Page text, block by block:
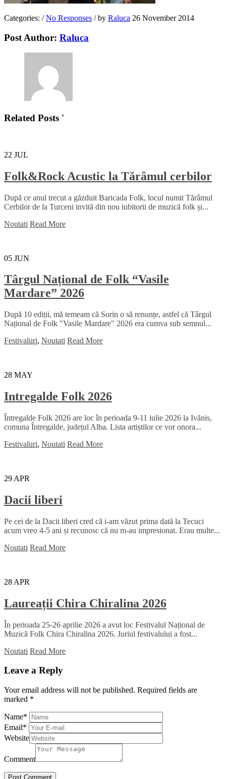
Categories: / No Responses /by Raluca 26 November 2014
Post Author: Raluca
Related Posts '
22 JUL
Folk&Rock Acustic la Tărâmul cerbilor
După ce anul trecut a găzduit Baricada Folk, locul numit Tărâmul
Cerbilor de la Turceni invită din nou iubitorii de muzică folk și...
Noutati Read More
05 JUN
Târgul Național de Folk “Vasile
Mardare” 2026
După 10 ediții, mă temeam că Sorin o să renunțe, astfel că Târgul
Național de Folk "Vasile Mardare" 2026 era cumva sub semnul...
Festivaluri, Noutati Read More
28 MAY
Intregalde Folk 2026
Întregalde Folk 2026 are loc în perioada 9-11 iulie 2026 la Ivănis,
comuna Întregalde, județul Alba. Lista artiștilor ce vor onora...
Festivaluri, Noutati Read More
29 APR
Dacii liberi
Pe cei de la Dacii liberi cred că i-am văzut prima dată la Tecuci
acum vreo 4-5 ani și recunosc că nu m-au impresionat. Erau multe...
Noutati Read More
28 APR
Laureații Chira Chiralina 2026
În perioada 25-26 aprilie 2026 a avut loc Festivalul Național de
Muzică Folk Chira Chiralina 2026. Juriul festivalului a fost...
Noutati Read More
Leave a Reply
Your email address will not be published. Required fields are
marked *
Name*
Email*
Website
Comment